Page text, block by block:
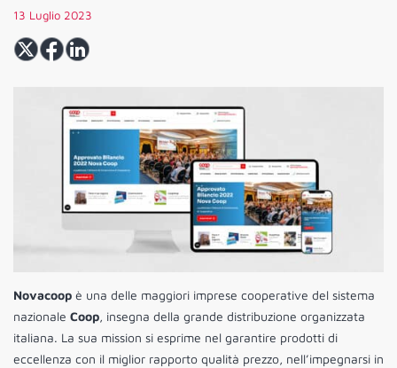
13 Luglio 2023
Novacoop è una delle maggiori imprese cooperative del sistema
nazionale Coop, insegna della grande distribuzione organizzata
italiana. La sua mission si esprime nel garantire prodotti di
eccellenza con il miglior rapporto qualità prezzo, nell’impegnarsi in